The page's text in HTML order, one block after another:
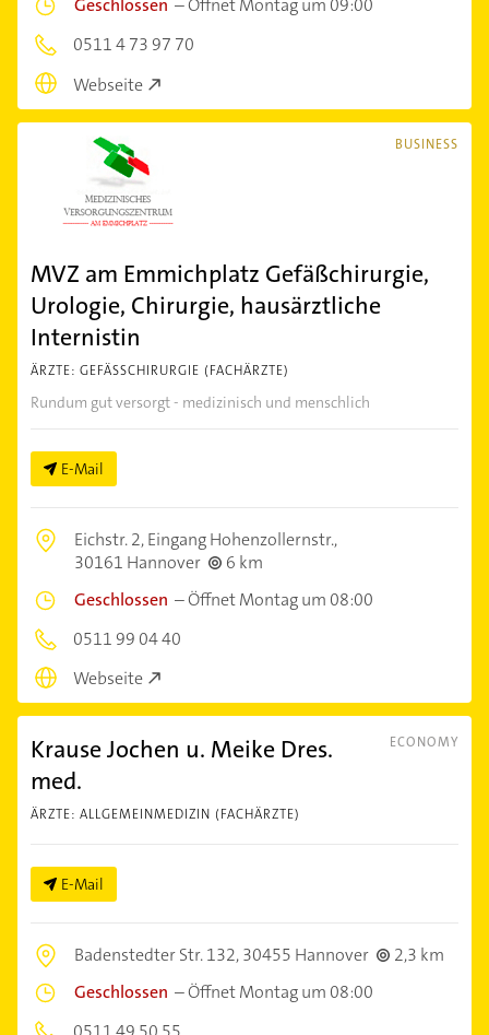
Geschlossen –Öffnet Montag um 09:00
0511 4 73 97 70
Webseite
BUSINESS
MVZ am Emmichplatz Gefäßchirurgie,
Urologie, Chirurgie, hausärztliche
Internistin
ÄRZTE: GEFÄSSCHIRURGIE (FACHÄRZTE)
Rundum gut versorgt - medizinisch und menschlich
E-Mail
Eichstr. 2, Eingang Hohenzollernstr.,
30161 Hannover
6 km
Geschlossen –Öffnet Montag um 08:00
0511 99 04 40
Webseite
ECONOMY
Krause Jochen u. Meike Dres.
med.
ÄRZTE: ALLGEMEINMEDIZIN (FACHÄRZTE)
E-Mail
Badenstedter Str. 132,30455 Hannover
2,3 km
Geschlossen –Öffnet Montag um 08:00